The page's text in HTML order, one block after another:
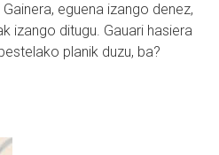
eguena izango denez,
izango ditugu. Gauari hasiera
planik duzu, ba?